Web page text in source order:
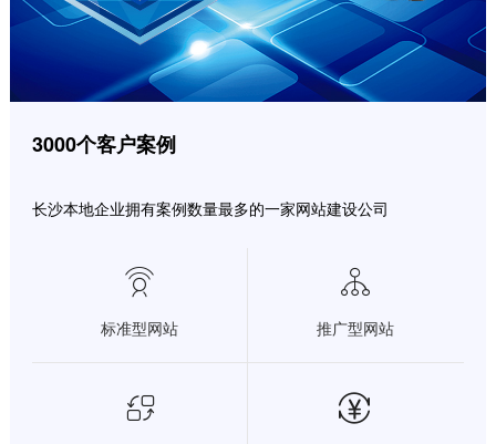
3000个客户案例
长沙本地企业拥有案例数量最多的一家网站建设公司

标准型网站

推广型网站
 